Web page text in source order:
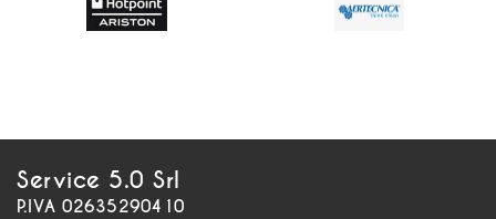
Service 5.0 Srl
P.IVA 02635290410